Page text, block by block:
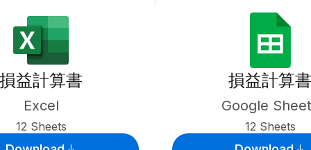
損益計算書
Excel
12 Sheets
損益計算書
Google
12 Sheets